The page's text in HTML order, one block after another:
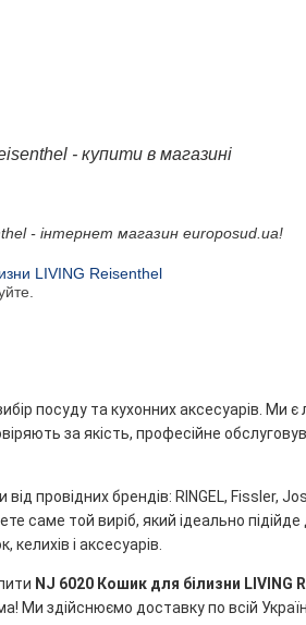
- купити в магазині
- інтернет магазин europosud.ua!
LIVING Reisenthel
посуду та кухонних аксесуарів. Ми
за якість, професійне
провідних брендів: RINGEL, Fissler,
саме той виріб, який ідеально підійде
і аксесуарів.
NJ 6020 Кошик для білизни LIVING
Ми здійснюємо доставку по всій